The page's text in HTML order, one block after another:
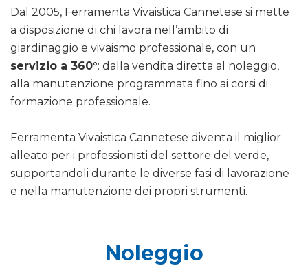
Dal 2005, Ferramenta Vivaistica Cannetese si mette
a disposizione di chi lavora nell’ambito di
giardinaggio e vivaismo professionale, con un
servizio a 360°: dalla vendita diretta al noleggio,
alla manutenzione programmata fino ai corsi di
formazione professionale.
Ferramenta Vivaistica Cannetese diventa il miglior
alleato per i professionisti del settore del verde,
supportandoli durante le diverse fasi di lavorazione
e nella manutenzione dei propri strumenti.
Noleggio